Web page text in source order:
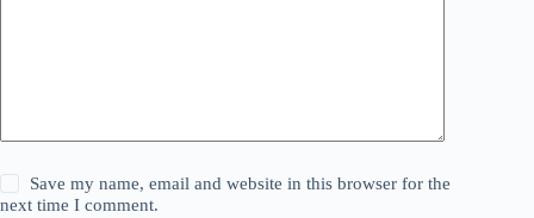
Save my name, email and website in this browser for the
next time I comment.